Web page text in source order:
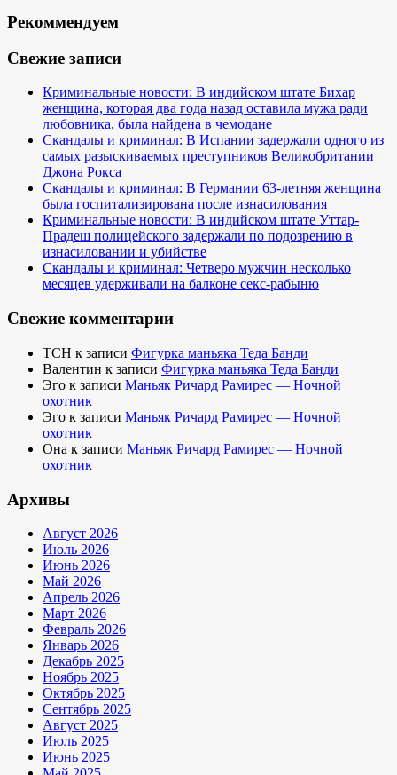
Рекоммендуем
Свежие записи
Криминальные новости: В индийском штате Бихар
женщина, которая два года назад оставила мужа ради
любовника, была найдена в чемодане
Скандалы и криминал: В Испании задержали одного из
самых разыскиваемых преступников Великобритании
Джона Рокса
Скандалы и криминал: В Германии 63-летняя женщина
была госпитализирована после изнасилования
Криминальные новости: В индийском штате Уттар-
Прадеш полицейского задержали по подозрению в
изнасиловании и убийстве
Скандалы и криминал: Четверо мужчин несколько
месяцев удерживали на балконе секс-рабыню
Свежие комментарии
TCH к записи Фигурка маньяка Теда Банди
Валентин к записи Фигурка маньяка Теда Банди
Эго к записи Маньяк Ричард Рамирес — Ночной
охотник
Эго к записи Маньяк Ричард Рамирес — Ночной
охотник
Она к записи Маньяк Ричард Рамирес — Ночной
охотник
Архивы
Август 2026
Июль 2026
Июнь 2026
Май 2026
Апрель 2026
Март 2026
Февраль 2026
Январь 2026
Декабрь 2025
Ноябрь 2025
Октябрь 2025
Сентябрь 2025
Август 2025
Июль 2025
Июнь 2025